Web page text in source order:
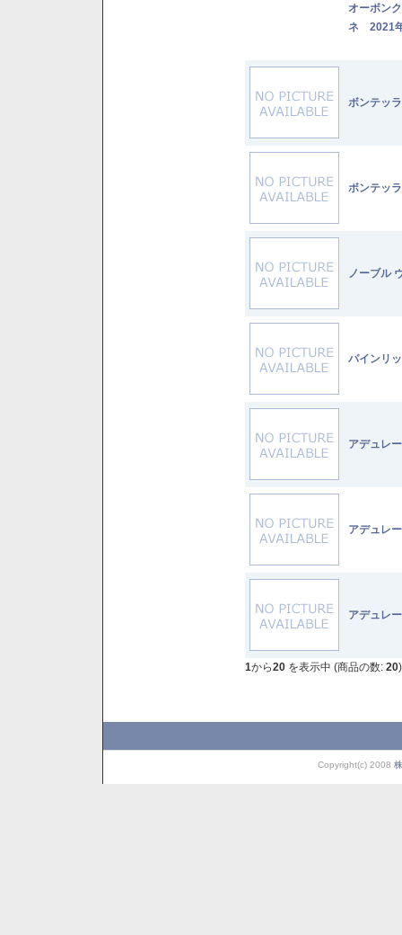
オーボン
ネ 2021
ボンテッ
ボンテッ
ノーブル
パインリ
アデュレ
アデュレ
アデュレ
1から20 を表示中 (商品の数: 20)
Copyright(c) 2008